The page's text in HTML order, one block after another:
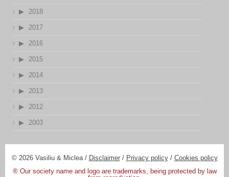
2018
2017
2016
2015
2014
2013
2012
2003
© 2026 Vasiliu & Miclea / Disclaimer/ Privacy policy/ Cookies policy
® Our society name and logo are trademarks, being protected by law